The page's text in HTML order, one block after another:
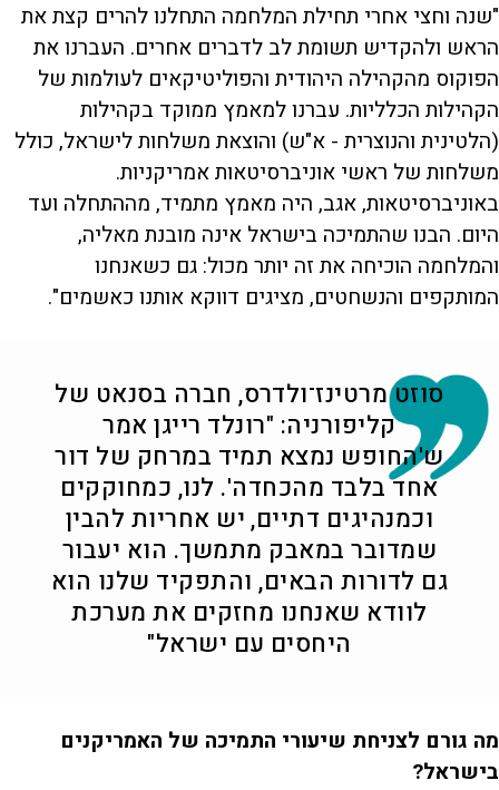
"שנה וחצי אחרי תחילת המלחמה התחלנו להרים קצת את
הראש ולהקדיש תשומת לב לדברים אחרים. העברנו את
הפוקוס מהקהילה היהודית והפוליטיקאים לעולמות של
הקהילות הכלליות. עברנו למאמץ ממוקד בקהילות
(הלטינית והנוצרית - א"ש) והוצאת משלחות לישראל, כולל
משלחות של ראשי אוניברסיטאות אמריקניות.
באוניברסיטאות, אגב, היה מאמץ מתמיד, מההתחלה ועד
היום. הבנו שהתמיכה בישראל אינה מובנת מאליה,
והמלחמה הוכיחה את זה יותר מכול: גם כשאנחנו
המותקפים והנשחטים, מציגים דווקא אותנו כאשמים".
סוזט מרטינז־ולדרס, חברה בסנאט של
קליפורניה: "רונלד רייגן אמר
ש'החופש נמצא תמיד במרחק של דור
אחד בלבד מהכחדה'. לנו, כמחוקקים
וכמנהיגים דתיים, יש אחריות להבין
שמדובר במאבק מתמשך. הוא יעבור
גם לדורות הבאים, והתפקיד שלנו הוא
לוודא שאנחנו מחזקים את מערכת
היחסים עם ישראל"
מה גורם לצניחת שיעורי התמיכה של האמריקנים
בישראל?